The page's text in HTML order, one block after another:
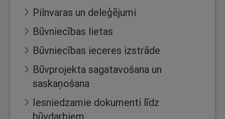
Pilnvaras un deleģējumi
Būvniecības lietas
Būvniecības ieceres izstrāde
Būvprojekta sagatavošana un
saskaņošana
Iesniedzamie dokumenti līdz
būvdarbiem